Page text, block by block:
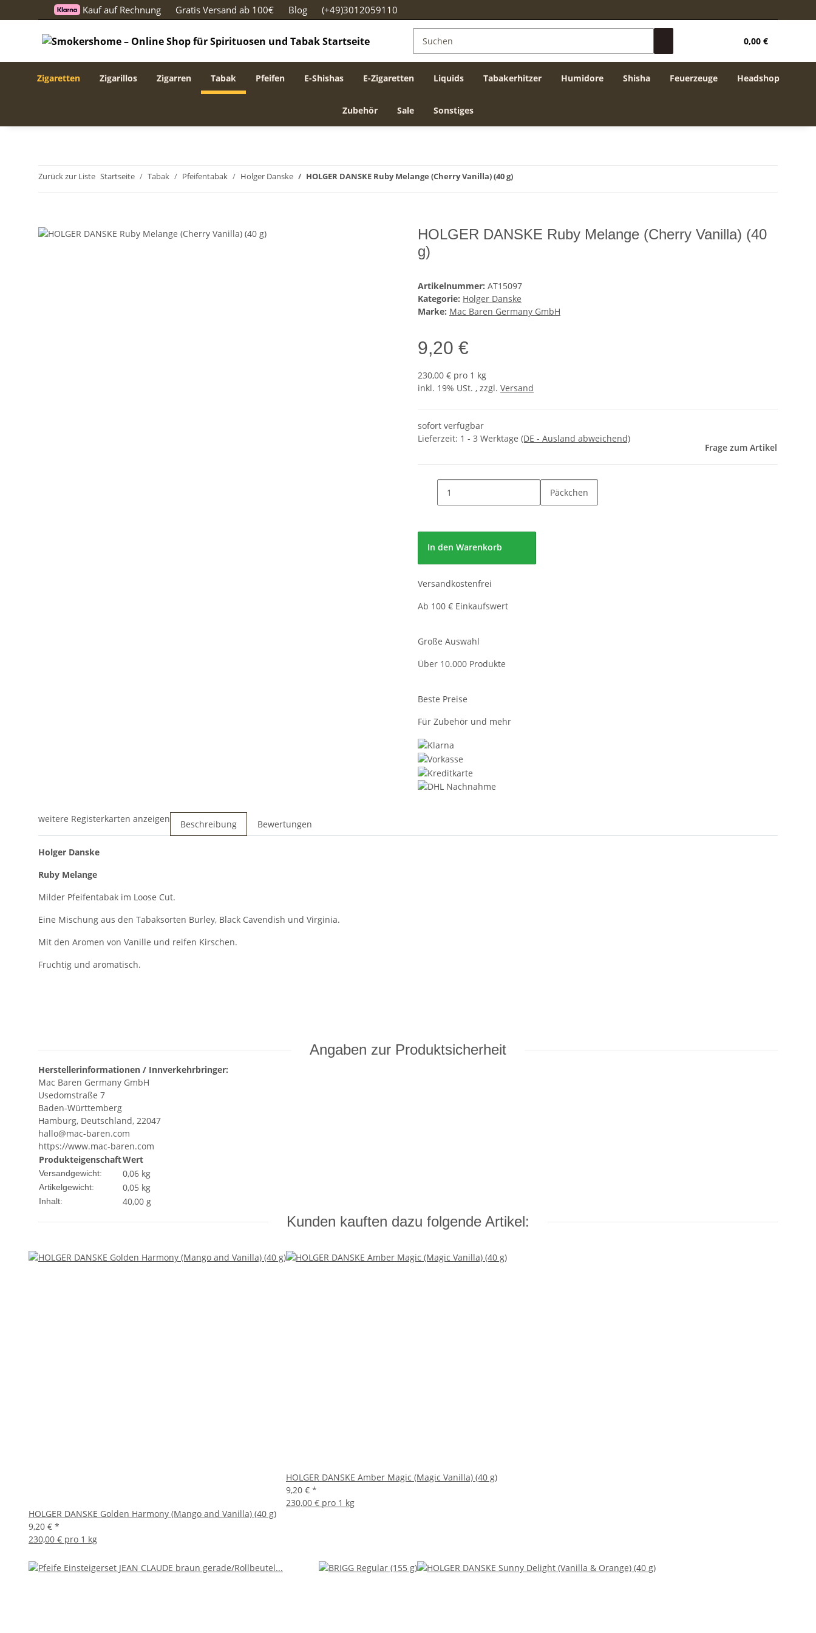
Kauf auf Rechnung Gratis Versand ab 100€ Blog (+49)3012059110
0,00 €
Zigaretten Zigarillos Zigarren Tabak Pfeifen E-Shishas E-Zigaretten Liquids Tabakerhitzer Humidore Shisha Feuerzeuge Headshop
Zubehör Sale Sonstiges
Zurück zur Liste Startseite Tabak Pfeifentabak Holger Danske HOLGER DANSKE Ruby Melange (Cherry Vanilla) (40 g)
HOLGER DANSKE Ruby Melange (Cherry Vanilla) (40
g)
Artikelnummer: AT15097
Kategorie: Holger Danske
Marke: Mac Baren Germany GmbH
9,20 €
230,00 € pro 1 kg
inkl. 19% USt. , zzgl. Versand
sofort verfügbar
Lieferzeit: 1 - 3 Werktage (DE - Ausland abweichend)
Frage zum Artikel
Päckchen
In den Warenkorb
Versandkostenfrei
Ab 100 € Einkaufswert
Große Auswahl
Über 10.000 Produkte
Beste Preise
Für Zubehör und mehr
weitere Registerkarten anzeigen Beschreibung Bewertungen
Holger Danske
Ruby Melange
Milder Pfeifentabak im Loose Cut.
Eine Mischung aus den Tabaksorten Burley, Black Cavendish und Virginia.
Mit den Aromen von Vanille und reifen Kirschen.
Fruchtig und aromatisch.
Angaben zur Produktsicherheit
Herstellerinformationen / Innverkehrbringer:
Mac Baren Germany GmbH
Usedomstraße 7
Baden-Württemberg
Hamburg, Deutschland, 22047
hallo@mac-baren.com
https://www.mac-baren.com
ProdukteigenschaftWert
Versandgewicht: 0,06 kg
Artikelgewicht: 0,05 kg
Inhalt: 40,00 g
Kunden kauften dazu folgende Artikel:
HOLGER DANSKE Golden Harmony (Mango and Vanilla) (40 g)
9,20 € *
230,00 € pro 1 kg
HOLGER DANSKE Amber Magic (Magic Vanilla) (40 g)
9,20 € *
230,00 € pro 1 kg